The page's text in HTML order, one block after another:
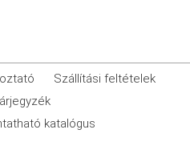
Szállítási feltételek
katalógus